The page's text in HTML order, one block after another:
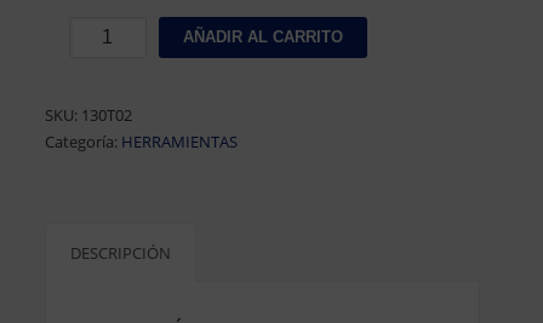
TUBO
46PCS
AÑADIR AL CARRITO
SKU: 130T02
Categoría: HERRAMIENTAS
DESCRIPCIÓN